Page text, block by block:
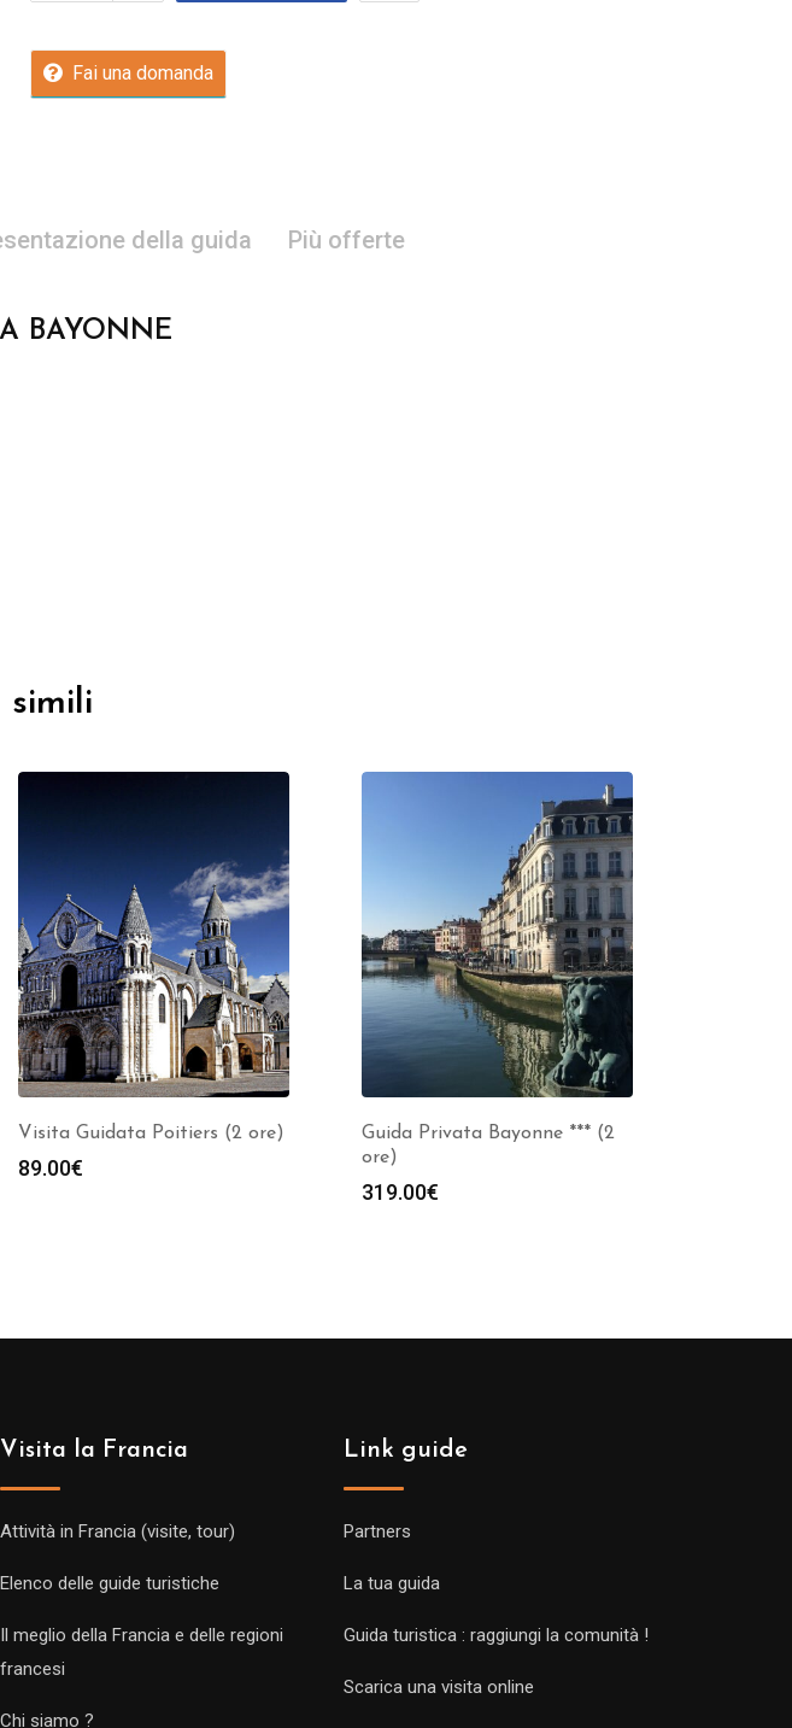
Fai una domanda
della guida Più offerte
BAYONNE
simili
Visita Guidata Poitiers (2 ore)
89.00€
Guida Privata Bayonne *** (2
ore)
319.00€
Visita la Francia
Attività in Francia (visite, tour)
Elenco delle guide turistiche
Il meglio della Francia e delle regioni
francesi
Chi siamo ?
Link guide
Partners
La tua guida
Guida turistica : raggiungi la comunità !
Scarica una visita online